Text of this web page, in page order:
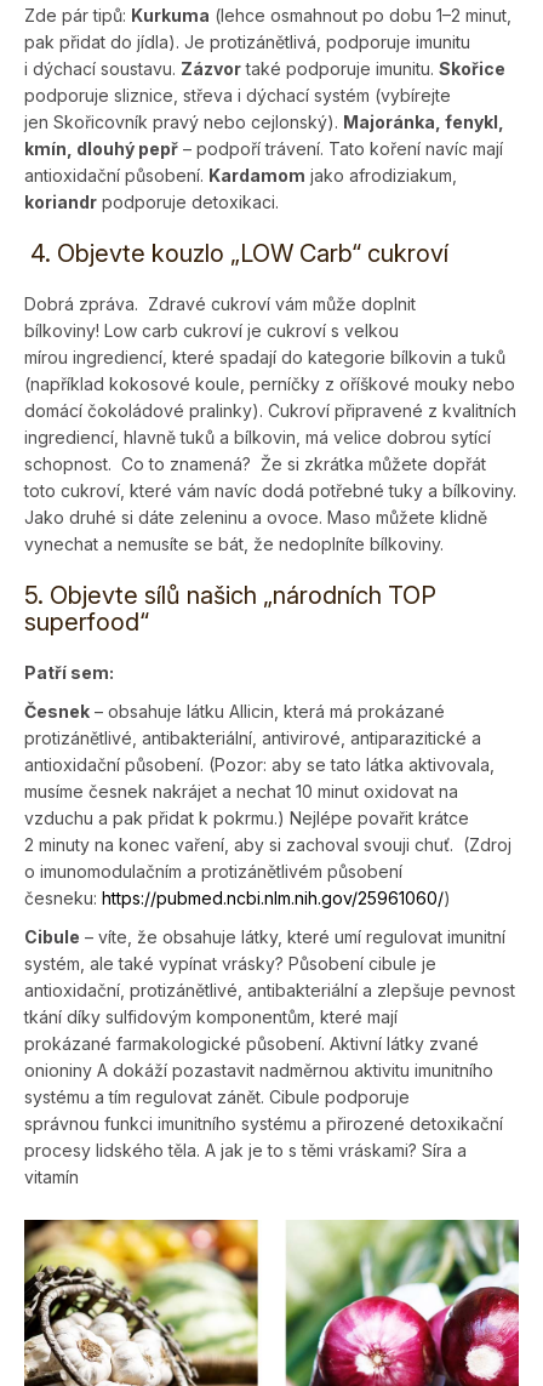
Zde pár tipů: Kurkuma (lehce osmahnout po dobu 1–2 minut,
pak přidat do jídla). Je protizánětlivá, podporuje imunitu
i dýchací soustavu. Zázvortaké podporuje imunitu. Skořice
podporuje sliznice, střeva i dýchací systém (vybírejte
jen Skořicovník pravý nebo cejlonský). Ma­joránka, fenykl,
kmín, dlouhý pepř – podpoří trávení. Tato koření navíc mají
antioxidační působení. Kar­damom jako afrodiziakum,
koriandr podpo­ruje detoxikaci.
4. Objevte kouzlo „LOW Carb“ cukroví
Dobrá zpráva. Zdravé cukroví vám může doplnit
bílkoviny! Low carb cukroví je cukroví s velkou
mírou ingrediencí, které spadají do kategorie bílkovin a tuků
(například kokosové koule, perníčky z oříškové mouky nebo
domácí čokoládové pralinky). Cukroví připravené z kvalitních
ingrediencí, hlavně tuků a bílkovin, má velice dobrou sytící
schopnost. Co to znamená? Že si zkrátka můžete dopřát
toto cukroví, které vám navíc dodá potřebné tuky a bílkoviny.
Jako druhé si dáte zeleninu a ovoce. Maso můžete klidně
vynechat a nemusíte se bát, že nedoplníte bíl­koviny.
5. Objevte sílů našich „národních TOP
superfood“
Patří sem:
Česnek – obsahuje látku Allicin, která má prokázané
protizánětlivé, antibakteriální, antivirové, antiparazitické a
antioxidační působení. (Pozor: aby se tato látka aktivovala,
musíme česnek nakrájet a nechat 10 minut oxidovat na
vzduchu a pak přidat k pokrmu.) Nejlépe povařit krátce
2 minuty na konec vaření, aby si zachoval svouji chuť. (Zdroj
o imunomodulačním a protizánětlivém působení
česneku: https://pubmed.ncbi.nlm.nih.gov/25961060/)
Cibule – víte, že obsahuje látky, které umí regulovat imunitní
systém, ale také vypínat vrásky? Působení cibule je
antioxidační, protizánětlivé, antibakteriální a zlepšuje pevnost
tkání díky sulfidovým komponentům, které mají
prokázané far­makologické působení. Aktivní látky zvané
onioniny A dokáží pozastavit nadměrnou aktivitu imunitního
systému a tím regulovat zánět. Cibule podporuje
správnou funkci imunitního systému a přirozené detoxikační
procesy lidského těla. A jak je to s těmi vráskami? Síra a
vitamín